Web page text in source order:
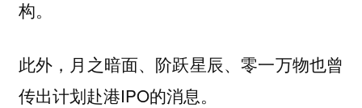
构。
此外，月之暗面、阶跃星辰、零一万物也曾
传出计划赴港IPO的消息。